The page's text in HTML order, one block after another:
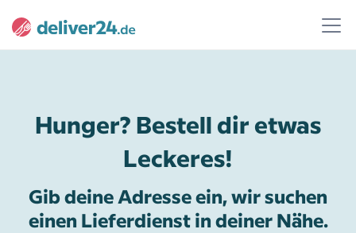
Hunger? Bestell dir etwas
Leckeres!
Gib deine Adresse ein, wir suchen
einen Lieferdienst in deiner Nähe.